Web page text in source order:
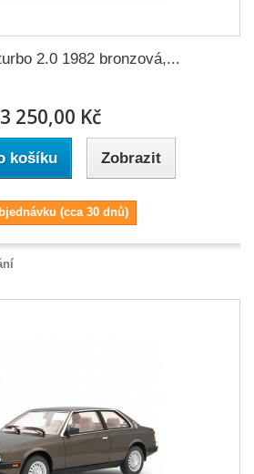
2.0 1982 bronzová,...
3 250,00 Kč
košíku Zobrazit
(cca 30 dnů)